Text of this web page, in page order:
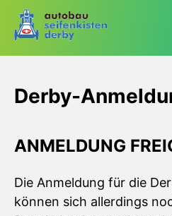
Derby-
ANMELDUNG
Die Anmeldung für die
können sich allerdings